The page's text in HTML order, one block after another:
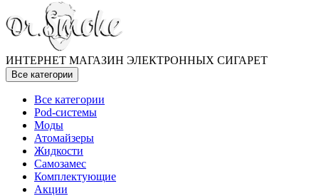
ИНТЕРНЕТ МАГАЗИН ЭЛЕКТРОННЫХ СИГАРЕТ
Все категории
Все категории
Pod-системы
Моды
Атомайзеры
Жидкости
Самозамес
Комплектующие
Акции